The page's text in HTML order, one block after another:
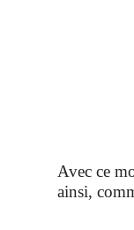
Avec ce
ainsi,